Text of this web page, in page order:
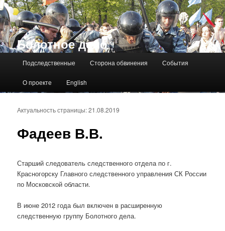
Болотное дело
Подследственные Сторона обвинения События
О проекте English
Фадеев В.В.
Актуальность страницы: 21.08.2019
Старший следователь следственного отдела по г.
Красногорску Главного следственного управления СК России
по Московской области.
В июне 2012 года был включен в расширенную
следственную группу Болотного дела.